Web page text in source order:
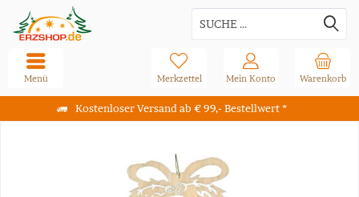
Kostenloser Versand ab € 99,- Bestellwert *
Warenkorb
Merkzettel Mein Konto
Menü